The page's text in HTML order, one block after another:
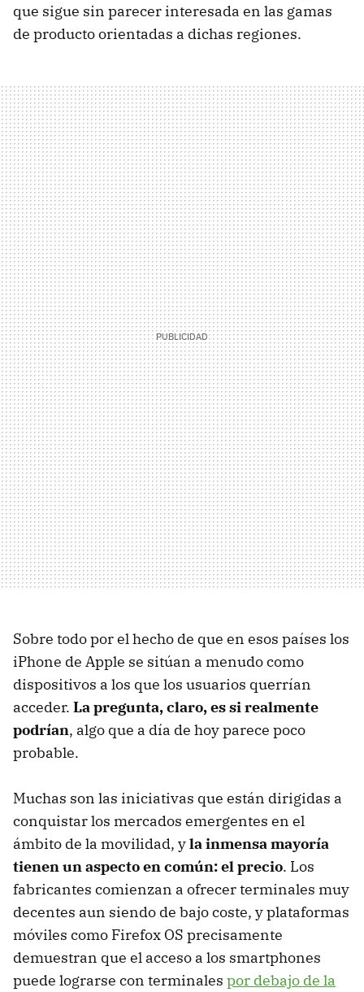
que sigue sin parecer interesada en las gamas
de producto orientadas a dichas regiones.
Sobre todo por el hecho de que en esos países los
iPhone de Apple se sitúan a menudo como
dispositivos a los que los usuarios querrían
acceder. La pregunta, claro, es si realmente
podrían, algo que a día de hoy parece poco
probable.
Muchas son las iniciativas que están dirigidas a
conquistar los mercados emergentes en el
ámbito de la movilidad, yla inmensa mayoría
tienen un aspecto en común: el precio. Los
fabricantes comienzan a ofrecer terminales muy
decentes aun siendo de bajo coste, y plataformas
móviles como Firefox OS precisamente
demuestran que el acceso a los smartphones
puede lograrse con terminales por debajo de la